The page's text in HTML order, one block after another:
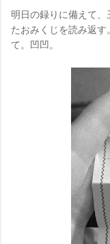
明日の録りに備えて
たおみくじを読み返す
て。凹凹。